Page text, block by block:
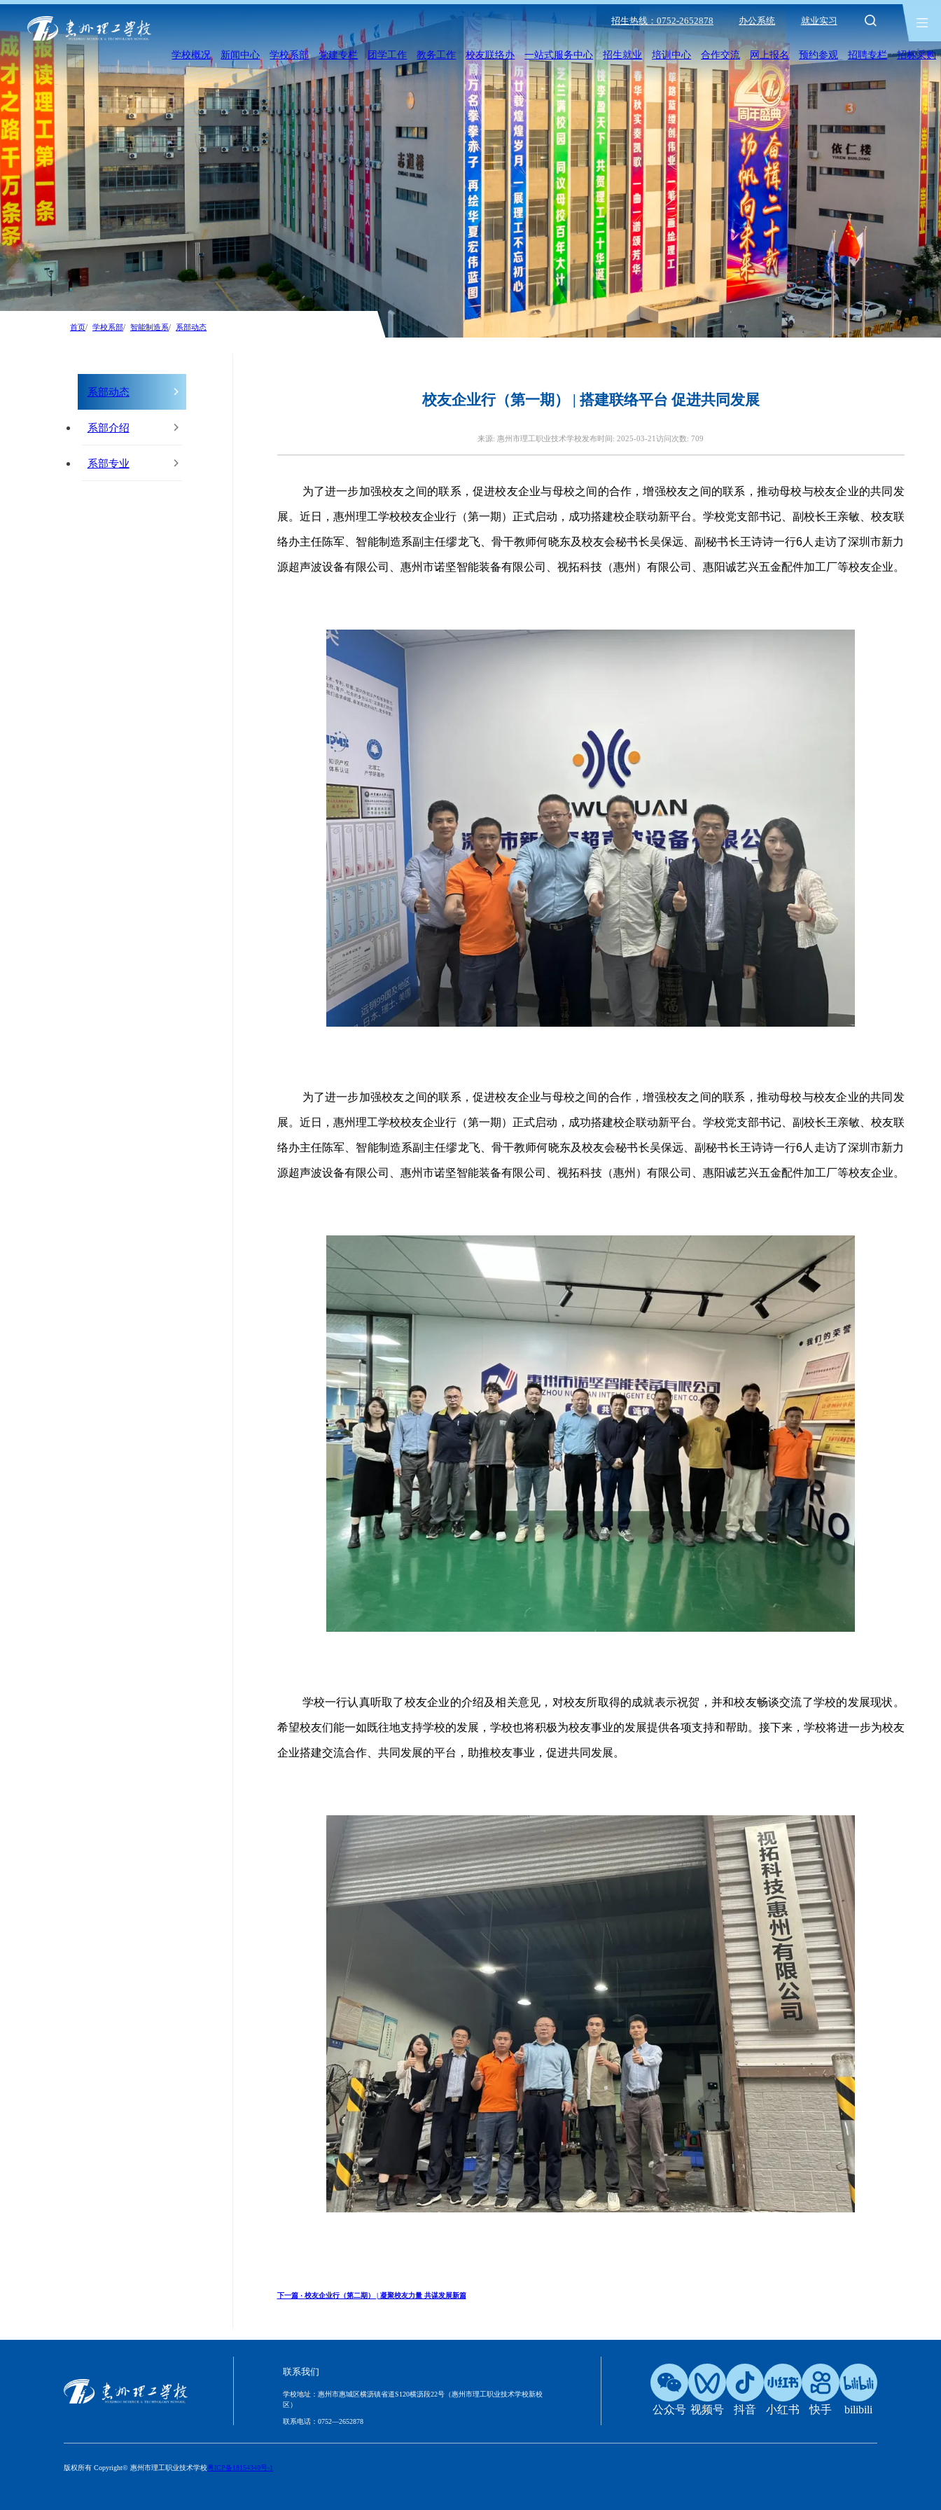
招生热线：0752-2652878 办公系统 就业实习
学校概况 新闻中心 学校系部 党建专栏 团学工作 教务工作 校友联络办 一站式服务中心 招生就业 培训中心 合作交流 网上报名 预约参观 招聘专栏 招标采购
首页 学校系部 智能制造系 系部动态
系部动态
系部介绍
系部专业
校友企业行（第一期） | 搭建联络平台 促进共同发展
来源: 惠州市理工职业技术学校发布时间: 2025-03-21 访问次数: 709
为了进一步加强校友之间的联系，促进校友企业与母校之间的合作，增强校友之间的联系，推动母校与校友企业的共同发
展。近日，惠州理工学校校友企业行（第一期）正式启动，成功搭建校企联动新平台。学校党支部书记、副校长王亲敏、校友联
络办主任陈军、智能制造系副主任缪龙飞、骨干教师何晓东及校友会秘书长吴保远、副秘书长王诗诗一行6人走访了深圳市新力
源超声波设备有限公司、惠州市诺坚智能装备有限公司、视拓科技（惠州）有限公司、惠阳诚艺兴五金配件加工厂等校友企业。
为了进一步加强校友之间的联系，促进校友企业与母校之间的合作，增强校友之间的联系，推动母校与校友企业的共同发
展。近日，惠州理工学校校友企业行（第一期）正式启动，成功搭建校企联动新平台。学校党支部书记、副校长王亲敏、校友联
络办主任陈军、智能制造系副主任缪龙飞、骨干教师何晓东及校友会秘书长吴保远、副秘书长王诗诗一行6人走访了深圳市新力
源超声波设备有限公司、惠州市诺坚智能装备有限公司、视拓科技（惠州）有限公司、惠阳诚艺兴五金配件加工厂等校友企业。
学校一行认真听取了校友企业的介绍及相关意见，对校友所取得的成就表示祝贺，并和校友畅谈交流了学校的发展现状。
希望校友们能一如既往地支持学校的发展，学校也将积极为校友事业的发展提供各项支持和帮助。接下来，学校将进一步为校友
企业搭建交流合作、共同发展的平台，助推校友事业，促进共同发展。
下一篇 · 校友企业行（第二期） | 凝聚校友力量 共谋发展新篇
联系我们
学校地址：惠州市惠城区横沥镇省道S120横沥段22号（惠州市理工职业技术学校新校
区）
联系电话：0752—2652878
公众号 视频号 抖音 小红书 快手 bilibili
版权所有 Copyright© 惠州市理工职业技术学校粤ICP备18154340号-1